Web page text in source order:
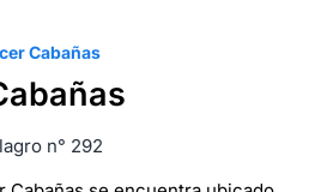
Cabañas
n° 292